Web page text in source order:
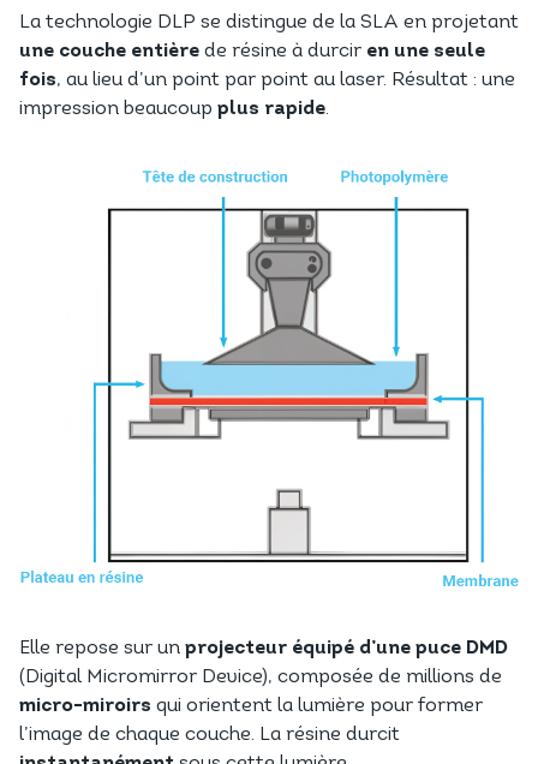
La technologie DLP se distingue de la SLA en projetant
une couche entière de résine à durcir en une seule
fois, au lieu d’un point par point au laser. Résultat : une
impression beaucoup plus rapide.
Elle repose sur un projecteur équipé d’une puce DMD
(Digital Micromirror Device), composée de millions de
micro-miroirs qui orientent la lumière pour former
l’image de chaque couche. La résine durcit